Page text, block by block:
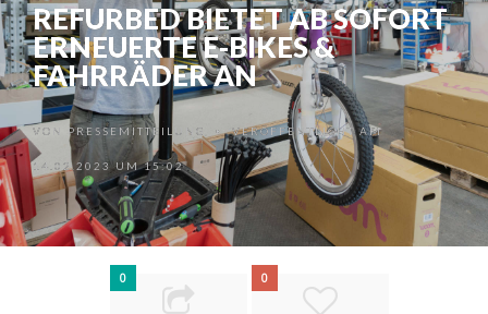
REFURBED BIETET AB SOFORT
ERNEUERTE E-BIKES &
FAHRRÄDER AN
VON PRESSEMITTEILUNG •VERÖFFENTLICHT AM
14.02.2023 UM 15:02
0 0